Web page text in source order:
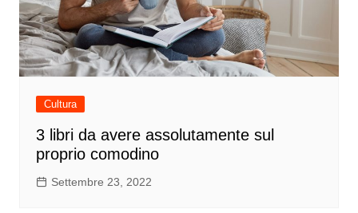
Cultura
3 libri da avere assolutamente sul
proprio comodino
Settembre 23, 2022